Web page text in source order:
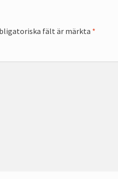
fält är märkta *